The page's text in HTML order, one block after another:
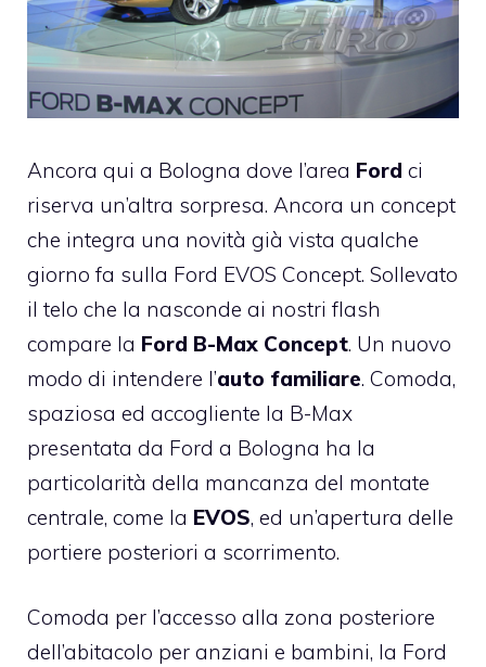
Ancora qui a Bologna dove l’area Ford ci
riserva un’altra sorpresa. Ancora un concept
che integra una novità già vista qualche
giorno fa sulla Ford EVOS Concept. Sollevato
il telo che la nasconde ai nostri flash
compare la Ford B-Max Concept. Un nuovo
modo di intendere l’auto familiare. Comoda,
spaziosa ed accogliente la B-Max
presentata da Ford a Bologna ha la
particolarità della mancanza del montate
centrale, come la EVOS, ed un’apertura delle
portiere posteriori a scorrimento.
Comoda per l’accesso alla zona posteriore
dell’abitacolo per anziani e bambini, la Ford